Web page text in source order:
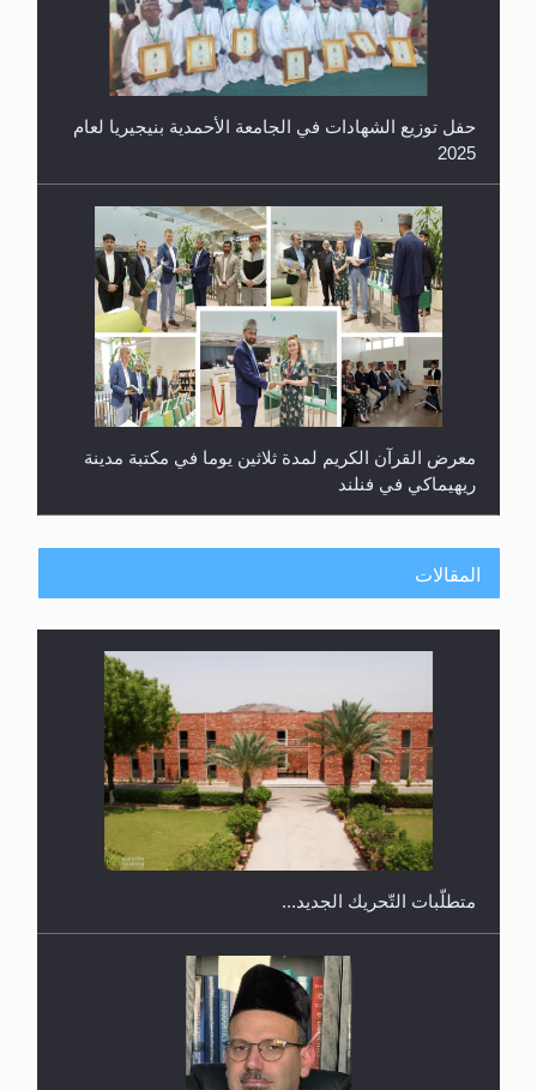
حفل توزيع الشهادات في الجامعة الأحمدية بنيجيريا لعام
2025
معرض القرآن الكريم لمدة ثلاثين يوما في مكتبة مدينة
ريهيماكي في فنلند
ندوة حول نظام الوصية في الجماعة الأحمدية في
شيتاغونغ – بنغلاديش
المقالات
متطلَّبات التّحريك الجديد...